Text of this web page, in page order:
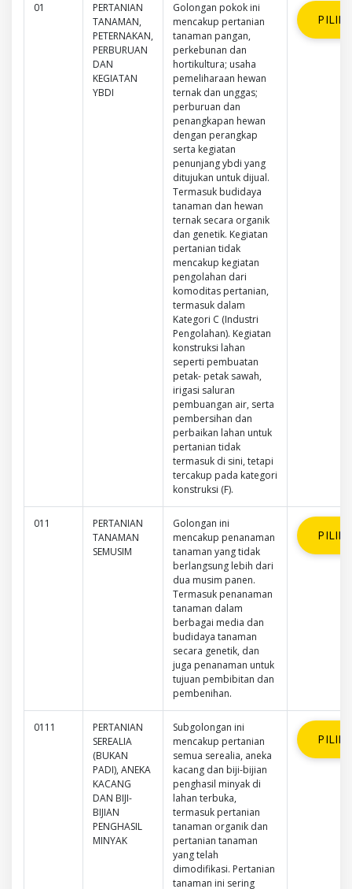
01
PERTANIAN
TANAMAN,
PETERNAKAN,
PERBURUAN
DAN
KEGIATAN
YBDI
Golongan pokok ini
mencakup pertanian
tanaman pangan,
perkebunan dan
hortikultura; usaha
pemeliharaan hewan
ternak dan unggas;
perburuan dan
penangkapan hewan
dengan perangkap
serta kegiatan
penunjang ybdi yang
ditujukan untuk dijual.
Termasuk budidaya
tanaman dan hewan
ternak secara organik
dan genetik. Kegiatan
pertanian tidak
mencakup kegiatan
pengolahan dari
komoditas pertanian,
termasuk dalam
Kategori C (Industri
Pengolahan). Kegiatan
konstruksi lahan
seperti pembuatan
petak- petak sawah,
irigasi saluran
pembuangan air, serta
pembersihan dan
perbaikan lahan untuk
pertanian tidak
termasuk di sini, tetapi
tercakup pada kategori
konstruksi (F).
PILIH
011
PERTANIAN
TANAMAN
SEMUSIM
Golongan ini
mencakup penanaman
tanaman yang tidak
berlangsung lebih dari
dua musim panen.
Termasuk penanaman
tanaman dalam
berbagai media dan
budidaya tanaman
secara genetik, dan
juga penanaman untuk
tujuan pembibitan dan
pembenihan.
PILIH
0111
PERTANIAN
SEREALIA
(BUKAN
PADI), ANEKA
KACANG
DAN BIJI-
BIJIAN
PENGHASIL
MINYAK
Subgolongan ini
mencakup pertanian
semua serealia, aneka
kacang dan biji-bijian
penghasil minyak di
lahan terbuka,
termasuk pertanian
tanaman organik dan
pertanian tanaman
yang telah
dimodifikasi. Pertanian
tanaman ini sering
PILIH